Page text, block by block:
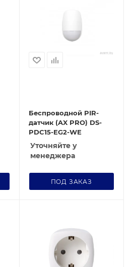
Беспроводной PIR-
датчик (AX PRO) DS-
PDC15-EG2-WE
Уточняйте у
менеджера
ПОД ЗАКАЗ